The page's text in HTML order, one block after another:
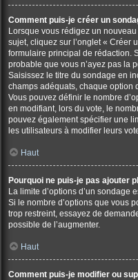
Comment puis-je créer un
Lorsque vous rédigez un
sujet, cliquez sur l’onglet « Créer
formulaire principal de rédaction.
probable que vous n’ayez pas la
Saisissez le titre du sondage en
champs adéquats, chaque option
Vous pouvez définir le nombre
en modifiant, lors du vote, le
pouvez également spécifier une
les utilisateurs à modifier leurs
Haut
Pourquoi ne puis-je pas ajouter
La limite d’options d’un sondage
Si le nombre d’options que vous
trop restreint, essayez de
possible de l’augmenter.
Haut
Comment puis-je modifier ou